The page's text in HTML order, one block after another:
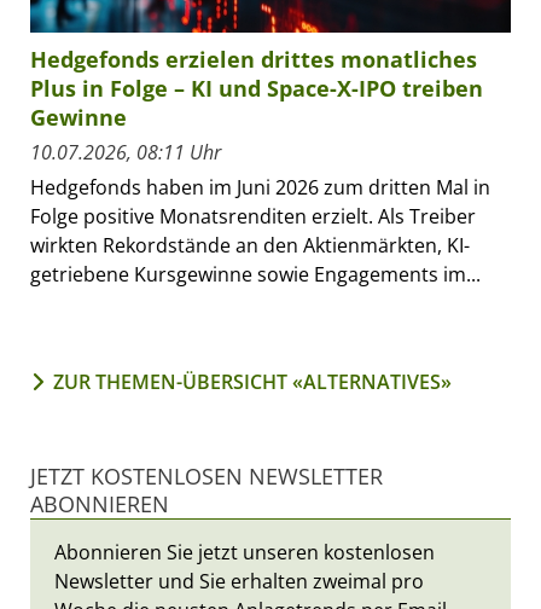
Hedgefonds erzielen drittes monatliches
Plus in Folge – KI und Space-X-IPO treiben
Gewinne
10.07.2026, 08:11 Uhr
Hedgefonds haben im Juni 2026 zum dritten Mal in
Folge positive Monatsrenditen erzielt. Als Treiber
wirkten Rekordstände an den Aktienmärkten, KI-
getriebene Kursgewinne sowie Engagements im...
ZUR THEMEN-ÜBERSICHT «ALTERNATIVES»
JETZT KOSTENLOSEN NEWSLETTER
ABONNIEREN
Abonnieren Sie jetzt unseren kostenlosen
Newsletter und Sie erhalten zweimal pro